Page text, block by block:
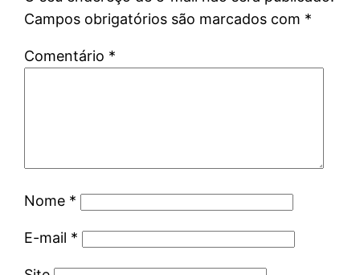
Campos obrigatórios são marcados com *
Comentário *
Nome *
E-mail *